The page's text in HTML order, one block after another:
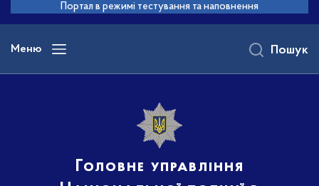
основного
вмісту
Портал в режимі тестування та наповнення
Меню
Головне управління
Пошук